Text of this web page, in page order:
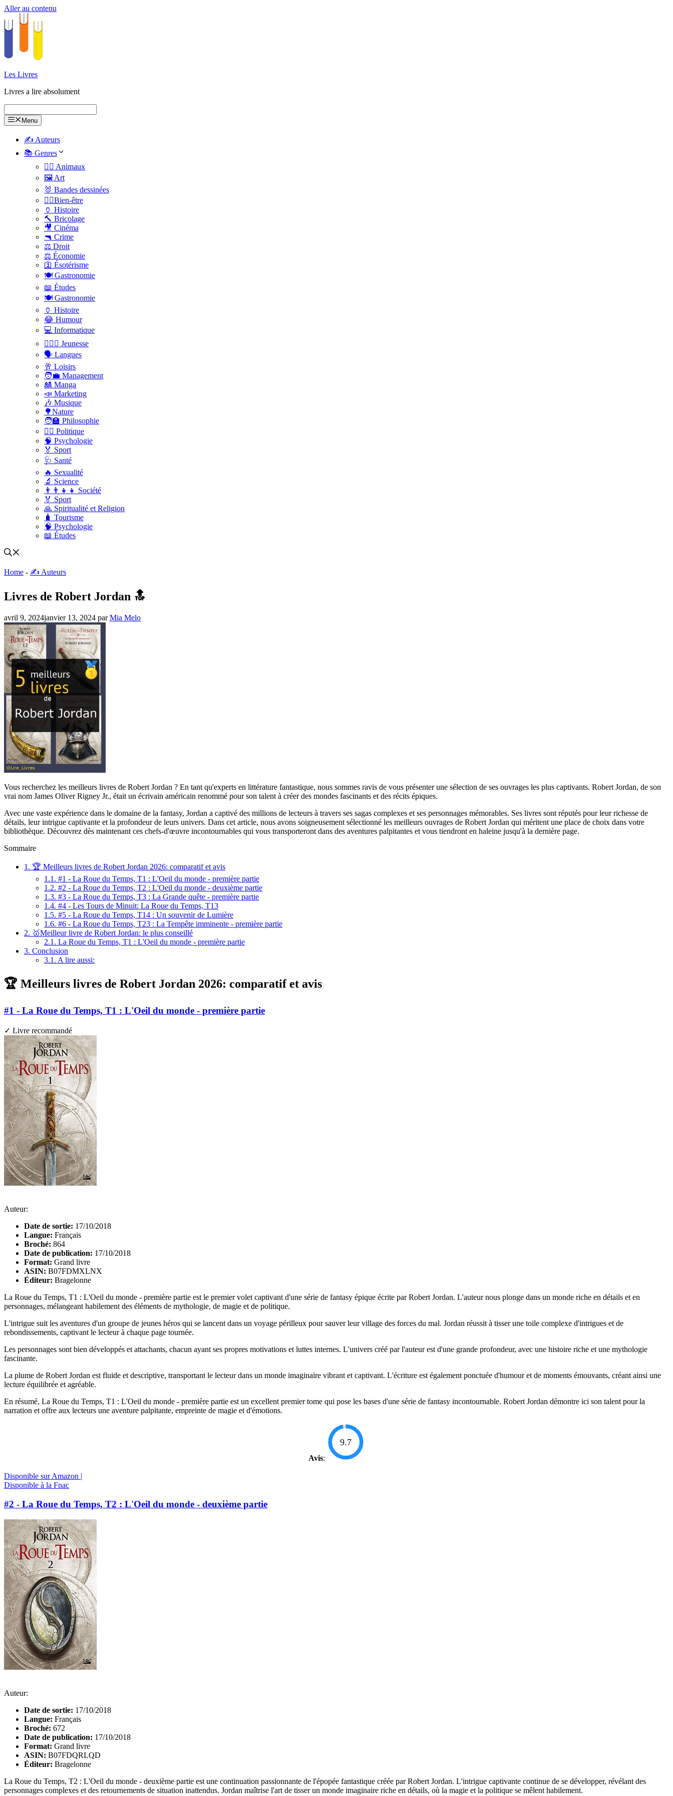
Aller au contenu
Les Livres
Livres a lire absolument
Menu
✍️ Auteurs
📚 Genres
🐕‍🦺 Animaux
🖼️ Art
🐰 Bandes dessinées
🧑‍⚕️Bien-être
🏺 Histoire
🔨 Bricolage
🎥 Cinéma
🔫 Crime
⚖️ Droit
⚖️ Économie
🛐 Ésotérisme
🍽️ Gastronomie
📖 Études
🍽️ Gastronomie
🏺 Histoire
😂 Humour
💻 Informatique
🤸🏽‍♀️ Jeunesse
🗣 Langues
🥂 Loisirs
🧑‍💼 Management
🎎 Manga
📣 Marketing
🎶 Musique
🌳Nature
🧑‍🏫 Philosophie
👨‍⚖️ Politique
🧠 Psychologie
🏅 Sport
🩺 Santé
🔥 Sexualité
🔬 Science
👨‍👨‍👧‍👧 Société
🏅 Sport
🙏 Spiritualité et Religion
🧳 Tourisme
🧠 Psychologie
📖 Études
Home - ✍️ Auteurs
Livres de Robert Jordan 🔝
avril 9, 2024janvier 13, 2024 parMia Melo
Vous recherchez les meilleurs livres de Robert Jordan ? En tant qu'experts en littérature fantastique, nous sommes ravis de vous présenter une sélection de ses ouvrages les plus captivants. Robert Jordan, de son
vrai nom James Oliver Rigney Jr., était un écrivain américain renommé pour son talent à créer des mondes fascinants et des récits épiques.
Avec une vaste expérience dans le domaine de la fantasy, Jordan a captivé des millions de lecteurs à travers ses sagas complexes et ses personnages mémorables. Ses livres sont réputés pour leur richesse de
détails, leur intrigue captivante et la profondeur de leurs univers. Dans cet article, nous avons soigneusement sélectionné les meilleurs ouvrages de Robert Jordan qui méritent une place de choix dans votre
bibliothèque. Découvrez dès maintenant ces chefs-d'œuvre incontournables qui vous transporteront dans des aventures palpitantes et vous tiendront en haleine jusqu'à la dernière page.
Sommaire
1. 🏆 Meilleurs livres de Robert Jordan 2026: comparatif et avis
1.1. #1 - La Roue du Temps, T1 : L'Oeil du monde - première partie
1.2. #2 - La Roue du Temps, T2 : L'Oeil du monde - deuxième partie
1.3. #3 - La Roue du Temps, T3 : La Grande quête - première partie
1.4. #4 - Les Tours de Minuit: La Roue du Temps, T13
1.5. #5 - La Roue du Temps, T14 : Un souvenir de Lumière
1.6. #6 - La Roue du Temps, T23 : La Tempête imminente - première partie
2. 🥇Meilleur livre de Robert Jordan: le plus conseillé
2.1. La Roue du Temps, T1 : L'Oeil du monde - première partie
3. Conclusion
3.1. A lire aussi:
🏆 Meilleurs livres de Robert Jordan 2026: comparatif et avis
#1 - La Roue du Temps, T1 : L'Oeil du monde - première partie
✓ Livre recommandé
Auteur:
Date de sortie: 17/10/2018
Langue: Français
Broché: 864
Date de publication: 17/10/2018
Format: Grand livre
ASIN: B07FDMXLNX
Éditeur: Bragelonne
La Roue du Temps, T1 : L'Oeil du monde - première partie est le premier volet captivant d'une série de fantasy épique écrite par Robert Jordan. L'auteur nous plonge dans un monde riche en détails et en
personnages, mélangeant habilement des éléments de mythologie, de magie et de politique.
L'intrigue suit les aventures d'un groupe de jeunes héros qui se lancent dans un voyage périlleux pour sauver leur village des forces du mal. Jordan réussit à tisser une toile complexe d'intrigues et de
rebondissements, captivant le lecteur à chaque page tournée.
Les personnages sont bien développés et attachants, chacun ayant ses propres motivations et luttes internes. L'univers créé par l'auteur est d'une grande profondeur, avec une histoire riche et une mythologie
fascinante.
La plume de Robert Jordan est fluide et descriptive, transportant le lecteur dans un monde imaginaire vibrant et captivant. L'écriture est également ponctuée d'humour et de moments émouvants, créant ainsi une
lecture équilibrée et agréable.
En résumé, La Roue du Temps, T1 : L'Oeil du monde - première partie est un excellent premier tome qui pose les bases d'une série de fantasy incontournable. Robert Jordan démontre ici son talent pour la
narration et offre aux lecteurs une aventure palpitante, empreinte de magie et d'émotions.
Avis:
9.7
Disponible sur Amazon |
Disponible à la Fnac
#2 - La Roue du Temps, T2 : L'Oeil du monde - deuxième partie
Auteur:
Date de sortie: 17/10/2018
Langue: Français
Broché: 672
Date de publication: 17/10/2018
Format: Grand livre
ASIN: B07FDQRLQD
Éditeur: Bragelonne
La Roue du Temps, T2 : L'Oeil du monde - deuxième partie est une continuation passionnante de l'épopée fantastique créée par Robert Jordan. L'intrigue captivante continue de se développer, révélant des
personnages complexes et des retournements de situation inattendus. Jordan maîtrise l'art de tisser un monde imaginaire riche en détails, où la magie et la politique se mêlent habilement.